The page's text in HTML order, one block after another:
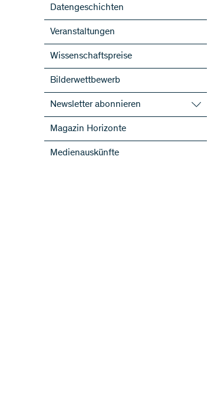
Datengeschichten
Veranstaltungen
Wissenschaftspreise
Bilderwettbewerb
Newsletter abonnieren
SNF-Newsletter abonnieren
Newsletter der NFP abonnieren
ScienceGeist
Magazin Horizonte
Medienauskünfte